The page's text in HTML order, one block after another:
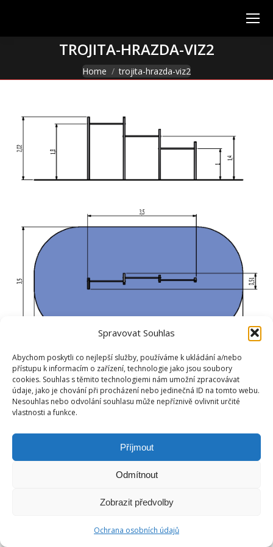
Spravovat Souhlas
Abychom poskytli co nejlepší služby, používáme k ukládání a/nebo
přístupu k informacím o zařízení, technologie jako jsou soubory
cookies. Souhlas s těmito technologiemi nám umožní zpracovávat
údaje, jako je chování při procházení nebo jedinečná ID na tomto webu.
Nesouhlas nebo odvolání souhlasu může nepříznivě ovlivnit určité
vlastnosti a funkce.
Příjmout
Odmítnout
Zobrazit předvolby
Ochrana osobních údajů
TROJITA-HRAZDA-VIZ2
You are here:
Home trojita-hrazda-viz2